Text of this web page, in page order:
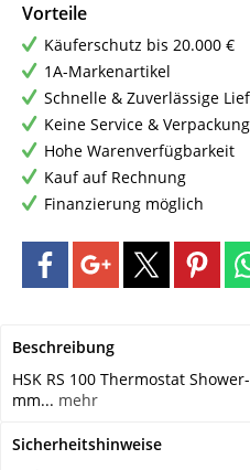
Vorteile
Käuferschutz bis 20.000 €
1A-Markenartikel
Schnelle & Zuverlässige
Keine Service &
Hohe Warenverfügbarkeit
Kauf auf Rechnung
Finanzierung möglich
Beschreibung
HSK RS 100 Thermostat
mm... mehr
Sicherheitshinweise